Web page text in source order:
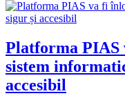
Platforma PIAS
sistem
accesibil